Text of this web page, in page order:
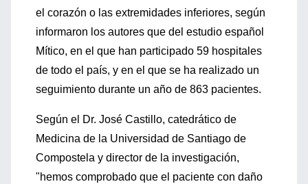
el corazón o las extremidades inferiores, según
informaron los autores que del estudio español
Mítico, en el que han participado 59 hospitales
de todo el país, y en el que se ha realizado un
seguimiento durante un año de 863 pacientes.
Según el Dr. José Castillo, catedrático de
Medicina de la Universidad de Santiago de
Compostela y director de la investigación,
"hemos comprobado que el paciente con daño